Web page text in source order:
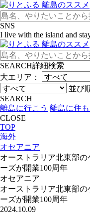
SNS
I live with the island and
SEARCH詳細検索
大エリア：
並び
SEARCH
離島に行こう 離島に住も
CLOSE
TOP
海外
オセアニア
オーストラリア北東部
ーズが開業100周年
オセアニア
オーストラリア北東部
ーズが開業100周年
2024.10.09